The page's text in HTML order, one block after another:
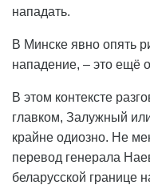
нападать.
В Минске явно опять
нападение, – это ещё
В этом контексте
главком, Залужный
крайне одиозно. Не
перевод генерала
беларусской границе